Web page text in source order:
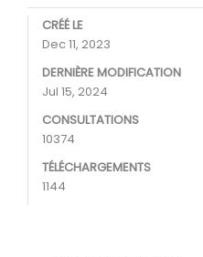
CRÉÉ LE
Dec 11, 2023
DERNIÈRE MODIFICATION
Jul 15, 2024
CONSULTATIONS
10374
TÉLÉCHARGEMENTS
1144